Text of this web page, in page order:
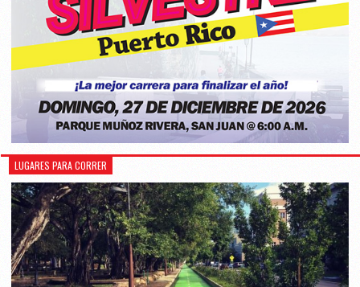
LUGARES PARA CORRER